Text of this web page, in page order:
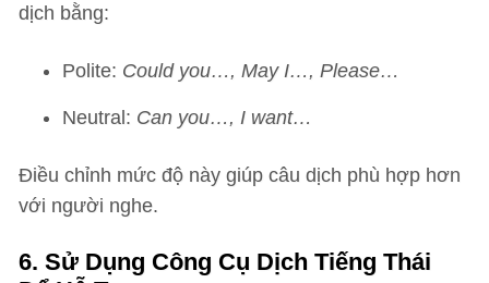
dịch bằng:
Polite: Could you…, May I…, Please…
Neutral: Can you…, I want…
Điều chỉnh mức độ này giúp câu dịch phù hợp hơn
với người nghe.
6. Sử Dụng Công Cụ Dịch Tiếng Thái